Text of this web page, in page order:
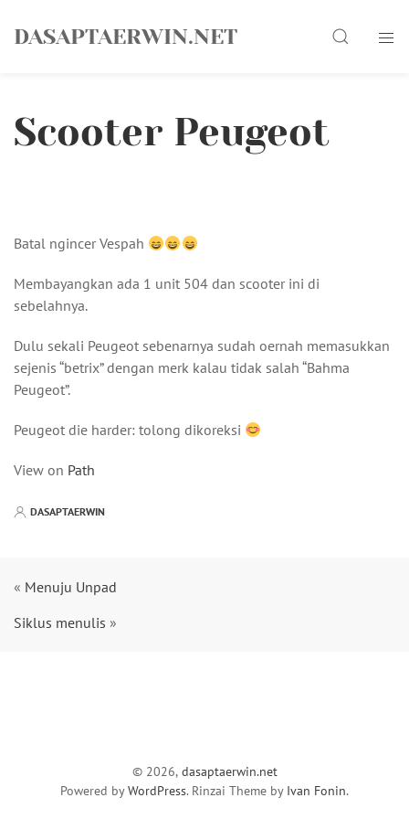
DASAPTAERWIN.NET Search
Scooter Peugeot
Batal ngincer Vespah
Membayangkan ada 1 unit 504 dan scooter ini di
sebelahnya.
Dulu sekali Peugeot sebenarnya sudah oernah memasukkan
sejenis “betrix” dengan merk kalau tidak salah “Bahma
Peugeot”.
Peugeot die harder: tolong dikoreksi
View on Path
DASAPTAERWIN
« Menuju Unpad
Siklus menulis »
© 2026, dasaptaerwin.net
Powered byWordPress. Rinzai Theme by Ivan Fonin.